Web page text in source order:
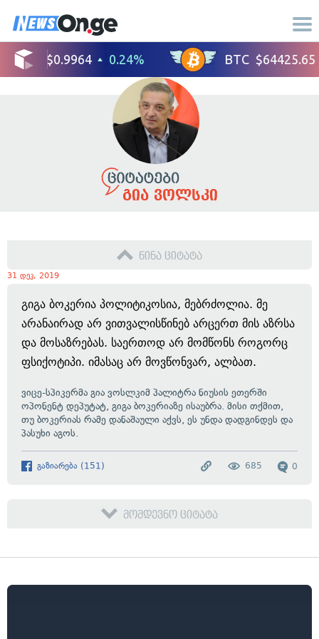
გია ვოლსკი
წინა ციტატა
31 დეკ, 2019
გიგა ბოკერია პოლიტიკოსია, მებრძოლია. მე
არანაირად არ ვითვალისწინებ არცერთ მის აზრსა
და მოსაზრებას. საერთოდ არ მომწონს როგორც
ფსიქოტიპი. იმასაც არ მოვწონვარ, ალბათ.
ვიცე-სპიკერმა გია ვოსლკიმ პალიტრა ნიუსის ეთერში
ოპონენტ დეპუტატ, გიგა ბოკერიაზე ისაუბრა. მისი თქმით,
თუ ბოკერიას რამე დანაშაული აქვს, ეს უნდა დადგინდეს და
პასუხი აგოს.
გაზიარება (151) 0
685
მომდევნო ციტატა